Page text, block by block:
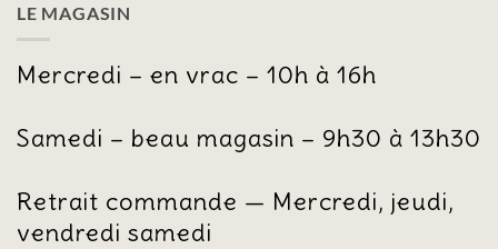
LE MAGASIN
Mercredi – en vrac – 10h à 16h
Samedi – beau magasin – 9h30 à 13h30
Retrait commande — Mercredi, jeudi,
vendredi samedi